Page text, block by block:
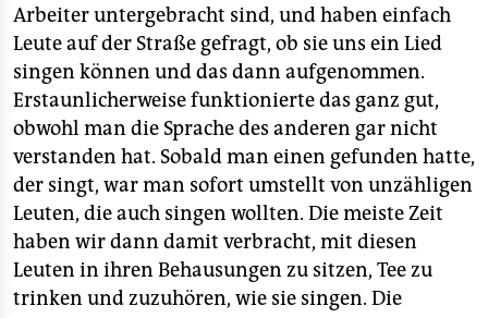
Arbeiter untergebracht sind, und haben einfach
Leute auf der Straße gefragt, ob sie uns ein Lied
singen können und das dann aufgenommen.
Erstaunlicherweise funktionierte das ganz gut,
obwohl man die Sprache des anderen gar nicht
verstanden hat. Sobald man einen gefunden hatte,
der singt, war man sofort umstellt von unzähligen
Leuten, die auch singen wollten. Die meiste Zeit
haben wir dann damit verbracht, mit diesen
Leuten in ihren Behausungen zu sitzen, Tee zu
trinken und zuzuhören, wie sie singen. Die